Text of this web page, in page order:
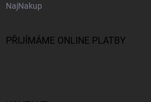
NajNakup
PŘIJÍMÁME ONLINE PLATBY